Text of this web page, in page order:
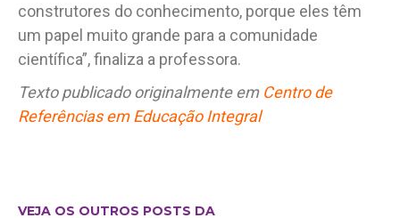
construtores do conhecimento, porque eles têm
um papel muito grande para a comunidade
científica”, finaliza a professora.
Texto publicado originalmente em Centro de
Referências em Educação Integral
VEJA OS OUTROS POSTS DA